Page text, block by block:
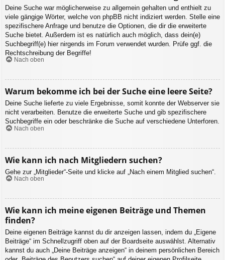
Deine Suche war möglicherweise zu allgemein gehalten und enthielt zu
viele gängige Wörter, welche von phpBB nicht indiziert werden. Stelle eine
spezifischere Anfrage und benutze die Optionen, die dir die erweiterte
Suche bietet. Außerdem ist es natürlich auch möglich, dass dein(e)
Suchbegriff(e) hier nirgends im Forum verwendet wurden. Prüfe ggf. die
Rechtschreibung der Begriffe!
Nach oben
Warum bekomme ich bei der Suche eine leere Seite?
Deine Suche lieferte zu viele Ergebnisse, somit konnte der Webserver sie
nicht verarbeiten. Benutze die erweiterte Suche und gib spezifischere
Suchbegriffe ein oder beschränke die Suche auf verschiedene Unterforen.
Nach oben
Wie kann ich nach Mitgliedern suchen?
Gehe zur „Mitglieder“-Seite und klicke auf „Nach einem Mitglied suchen“.
Nach oben
Wie kann ich meine eigenen Beiträge und Themen
finden?
Deine eigenen Beiträge kannst du dir anzeigen lassen, indem du „Eigene
Beiträge“ im Schnellzugriff oben auf der Boardseite auswählst. Alternativ
kannst du auch „Deine Beiträge anzeigen“ in deinem persönlichen Bereich